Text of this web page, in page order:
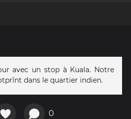
avec un stop à Kuala. Notre
dans le quartier indien.
0